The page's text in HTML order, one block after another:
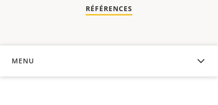
RÉFÉRENCES
MENU
APERÇU